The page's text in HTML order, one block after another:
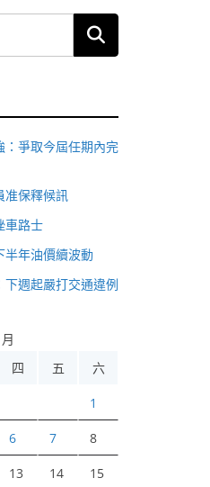
：爭取今屆任期內完
准保釋候訊
車路士
半年油價續波動
下週起嚴打交通違例
四 五 六
1
6 7 8
13 14 15